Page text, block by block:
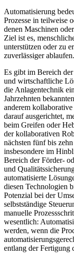
Automatisierung
Prozesse in teilweise
denen Maschinen
Ziel ist es,
unterstützen oder zu
zuverlässiger ablaufen.
Es gibt im Bereich
und wirtschaftliche
die Anlagentechnik
Jahrzehnten
anderem
darauf ausgerichtet,
beim Greifen oder
der kollaborativen
nächsten fünf bis
insbesondere im
Bereich der Förder-
und
automatisierte
diesen Technologien
Potenzial bei der
selbstständige
manuelle
wesentlich:
werden, wenn die
entlang der Fertigung